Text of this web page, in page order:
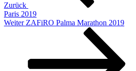
Zurück
Paris 2019
Nächster
Weiter ZAFiRO Palma Marathon 2019